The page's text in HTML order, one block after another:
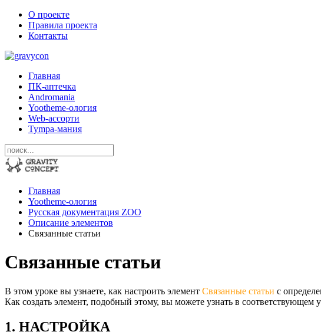
О проекте
Правила проекта
Контакты
Главная
ПК-аптечка
Andromania
Yootheme-ология
Web-ассорти
Tympa-мания
Главная
Yootheme-ология
Русская документация ZOO
Описание элементов
Связанные статьи
Связанные статьи
В этом уроке вы узнаете, как настроить элемент Связанные статьи с
Как создать элемент, подобный этому, вы можете узнать в соответствующем
1. НАСТРОЙКА